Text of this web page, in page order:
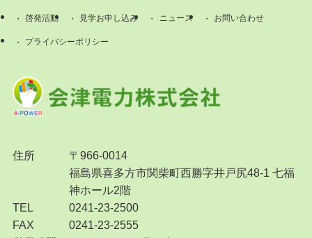
住所
〒966-0014
福島県喜多方市関柴町西勝字井戸尻48-1 七福
神ホール2階
TEL
0241-23-2500
FAX
0241-23-2555
啓発活動 見学お申し込み ニュース お問い合わせ
プライバシーポリシー